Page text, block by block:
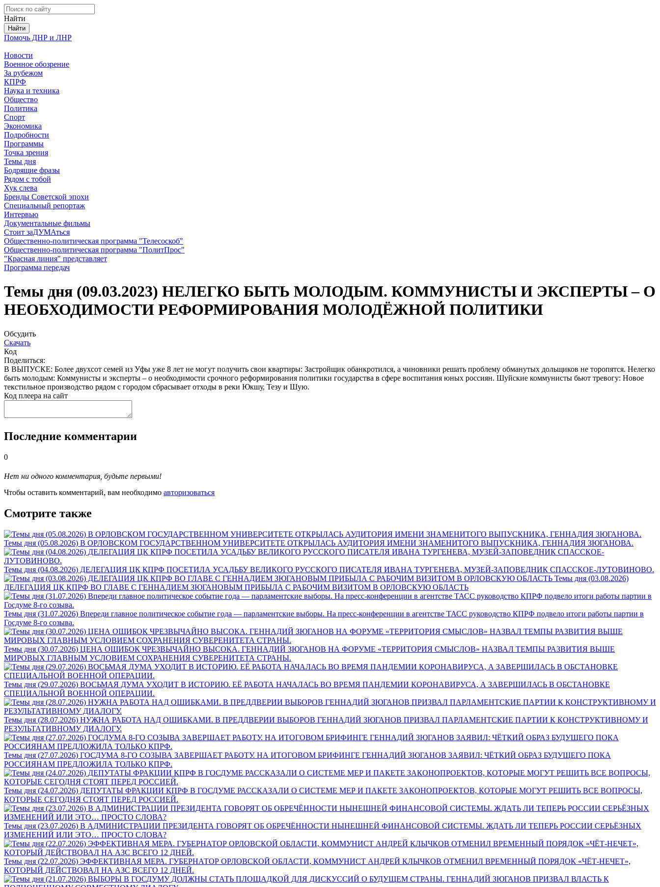
Найти
Помочь ДНР и ЛНР
Новости
Военное обозрение
За рубежом
КПРФ
Наука и техника
Общество
Политика
Спорт
Экономика
Подробности
Программы
Точка зрения
Темы дня
Бодрящие фразы
Рядом с тобой
Хук слева
Бренды Советской эпохи
Специальный репортаж
Интервью
Документальные фильмы
Стоит заДУМАться
Общественно-политическая программа "Телесоскоб"
Общественно-политическая программа "ПолитПрос"
"Красная линия" представляет
Программа передач
Темы дня (09.03.2023) НЕЛЕГКО БЫТЬ МОЛОДЫМ. КОММУНИСТЫ И ЭКСПЕРТЫ – О
НЕОБХОДИМОСТИ РЕФОРМИРОВАНИЯ МОЛОДЁЖНОЙ ПОЛИТИКИ
Обсудить
Скачать
Код
Поделиться:
В ВЫПУСКЕ: Более двухсот семей из Уфы уже 8 лет не могут получить свои квартиры: Застройщик обанкротился, а чиновники решать проблему обманутых дольщиков не торопятся. Нелегко
быть молодым: Коммунисты и эксперты – о необходимости срочного реформирования политики государства в сфере воспитания юных россиян. Шуйские коммунисты бьют тревогу: Новое
текстильное производство рядом с городом сбрасывает отходы в реки Юкшу, Тезу и Шую.
Код плеера на сайт
Последние комментарии
0
Нет ни одного комментария, будьте первыми!
Чтобы оставить комментарий, вам необходимо авторизоваться
Смотрите также
Темы дня (05.08.2026) В ОРЛОВСКОМ ГОСУДАРСТВЕННОМ УНИВЕРСИТЕТЕ ОТКРЫЛАСЬ АУДИТОРИЯ ИМЕНИ ЗНАМЕНИТОГО ВЫПУСКНИКА, ГЕННАДИЯ ЗЮГАНОВА.
Темы дня (04.08.2026) ДЕЛЕГАЦИЯ ЦК КПРФ ПОСЕТИЛА УСАДЬБУ ВЕЛИКОГО РУССКОГО ПИСАТЕЛЯ ИВАНА ТУРГЕНЕВА, МУЗЕЙ-ЗАПОВЕДНИК СПАССКОЕ-ЛУТОВИНОВО.
Темы дня (03.08.2026)
ДЕЛЕГАЦИЯ ЦК КПРФ ВО ГЛАВЕ С ГЕННАДИЕМ ЗЮГАНОВЫМ ПРИБЫЛА С РАБОЧИМ ВИЗИТОМ В ОРЛОВСКУЮ ОБЛАСТЬ
Темы дня (31.07.2026) Впереди главное политическое событие года — парламентские выборы. На пресс-конференции в агентстве ТАСС руководство КПРФ подвело итоги работы партии в
Госдуме 8-го созыва.
Темы дня (30.07.2026) ЦЕНА ОШИБОК ЧРЕЗВЫЧАЙНО ВЫСОКА. ГЕННАДИЙ ЗЮГАНОВ НА ФОРУМЕ «ТЕРРИТОРИЯ СМЫСЛОВ» НАЗВАЛ ТЕМПЫ РАЗВИТИЯ ВЫШЕ
МИРОВЫХ ГЛАВНЫМ УСЛОВИЕМ СОХРАНЕНИЯ СУВЕРЕНИТЕТА СТРАНЫ.
Темы дня (29.07.2026) ВОСЬМАЯ ДУМА УХОДИТ В ИСТОРИЮ. ЕЁ РАБОТА НАЧАЛАСЬ ВО ВРЕМЯ ПАНДЕМИИ КОРОНАВИРУСА, А ЗАВЕРШИЛАСЬ В ОБСТАНОВКЕ
СПЕЦИАЛЬНОЙ ВОЕННОЙ ОПЕРАЦИИ.
Темы дня (28.07.2026) НУЖНА РАБОТА НАД ОШИБКАМИ. В ПРЕДДВЕРИИ ВЫБОРОВ ГЕННАДИЙ ЗЮГАНОВ ПРИЗВАЛ ПАРЛАМЕНТСКИЕ ПАРТИИ К КОНСТРУКТИВНОМУ И
РЕЗУЛЬТАТИВНОМУ ДИАЛОГУ.
Темы дня (27.07.2026) ГОСДУМА 8-ГО СОЗЫВА ЗАВЕРШАЕТ РАБОТУ. НА ИТОГОВОМ БРИФИНГЕ ГЕННАДИЙ ЗЮГАНОВ ЗАЯВИЛ: ЧЁТКИЙ ОБРАЗ БУДУЩЕГО ПОКА
РОССИЯНАМ ПРЕДЛОЖИЛА ТОЛЬКО КПРФ.
Темы дня (24.07.2026) ДЕПУТАТЫ ФРАКЦИИ КПРФ В ГОСДУМЕ РАССКАЗАЛИ О СИСТЕМЕ МЕР И ПАКЕТЕ ЗАКОНОПРОЕКТОВ, КОТОРЫЕ МОГУТ РЕШИТЬ ВСЕ ВОПРОСЫ,
КОТОРЫЕ СЕГОДНЯ СТОЯТ ПЕРЕД РОССИЕЙ.
Темы дня (23.07.2026) В АДМИНИСТРАЦИИ ПРЕЗИДЕНТА ГОВОРЯТ ОБ ОБРЕЧЁННОСТИ НЫНЕШНЕЙ ФИНАНСОВОЙ СИСТЕМЫ. ЖДАТЬ ЛИ ТЕПЕРЬ РОССИИ СЕРЬЁЗНЫХ
ИЗМЕНЕНИЙ ИЛИ ЭТО… ПРОСТО СЛОВА?
Темы дня (22.07.2026) ЭФФЕКТИВНАЯ МЕРА. ГУБЕРНАТОР ОРЛОВСКОЙ ОБЛАСТИ, КОММУНИСТ АНДРЕЙ КЛЫЧКОВ ОТМЕНИЛ ВРЕМЕННЫЙ ПОРЯДОК «ЧЁТ-НЕЧЕТ»,
КОТОРЫЙ ДЕЙСТВОВАЛ НА АЗС ВСЕГО 12 ДНЕЙ.